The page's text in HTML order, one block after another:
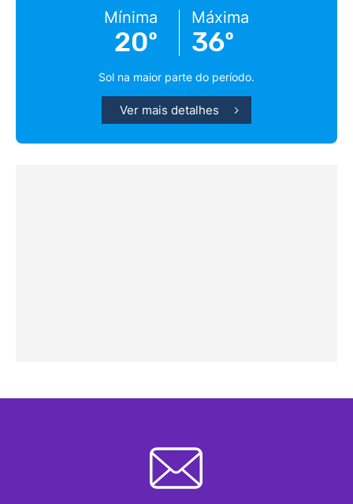
Mínima
20º
Máxima
36º
Sol na maior parte do período.
Ver mais detalhes